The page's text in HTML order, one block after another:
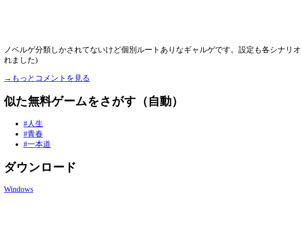
ノベルゲ分類しかされてないけど個別ルートありなギャルゲです。設定も各シナ
れました)
→もっとコメントを見る
似た無料ゲームをさがす（自動）
#人生
#青春
#一本道
ダウンロード
Windows